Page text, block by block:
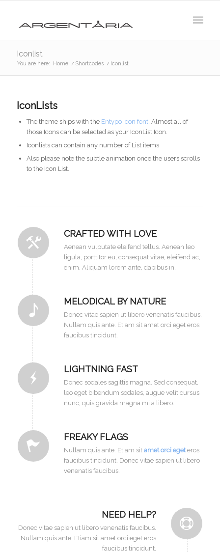
Iconlist
You are here: Home / Shortcodes / Iconlist
IconLists
The theme ships with the Entypo Icon font. Almost all of
those Icons can be selected as your IconList Icon.
Iconlists can contain any number of List items
Also please note the subtle animation once the users scrolls
to the Icon List.
CRAFTED WITH LOVE
Aenean vulputate eleifend tellus. Aenean leo
ligula, porttitor eu, consequat vitae, eleifend ac,
enim. Aliquam lorem ante, dapibus in.
MELODICAL BY NATURE
Donec vitae sapien ut libero venenatis faucibus.
Nullam quis ante. Etiam sit amet orci eget eros
faucibus tincidunt.
LIGHTNING FAST
Donec sodales sagittis magna. Sed consequat,
leo eget bibendum sodales, augue velit cursus
nunc, quis gravida magna mi a libero.
FREAKY FLAGS
Nullam quis ante. Etiam sit amet orci egeteros
faucibus tincidunt. Donec vitae sapien ut libero
venenatis faucibus.
NEED HELP?
Donec vitae sapien ut libero venenatis faucibus.
Nullam quis ante. Etiam sit amet orci eget eros
faucibus tincidunt.